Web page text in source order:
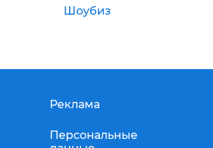
Шоубиз
Реклама
Персональные